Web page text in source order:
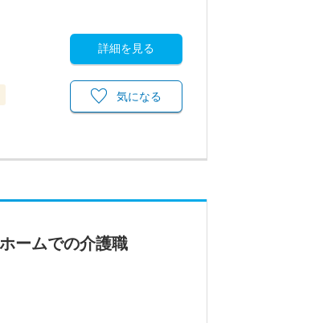
詳細を見る
気になる
ームでの介護職